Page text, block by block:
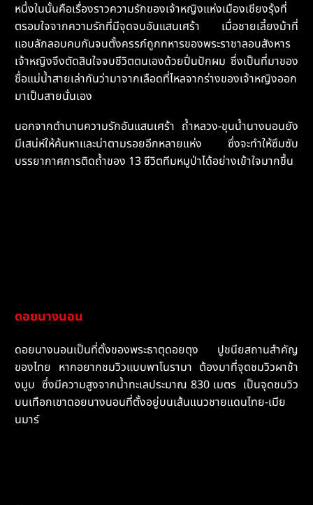
หนึ่งในนั้นคือเรื่องราวความรักของเจ้าหญิงแห่งเมืองเชียงรุ้งที่
ตรอมใจจากความรักที่มีจุดจบอันแสนเศร้า เมื่อชายเลี้ยงม้าที่
แอบลักลอบคบกันจนตั้งครรภ์ถูกทหารของพระราชาลอบสังหาร
เจ้าหญิงจึงตัดสินใจจบชีวิตตนเองด้วยปิ่นปักผม ซึ่งเป็นที่มาของ
ชื่อแม่น้ำสายเล่ากันว่ามาจากเลือดที่ไหลจากร่างของเจ้าหญิงออก
มาเป็นสายนั่นเอง
นอกจากตำนานความรักอันแสนเศร้า ถ้ำหลวง-ขุนน้ำนางนอนยัง
มีเสน่ห์ให้ค้นหาและน่าตามรอยอีกหลายแห่ง ซึ่งจะทำให้ซึมซับ
บรรยากาศการติดถ้ำของ 13 ชีวิตทีมหมูป่าได้อย่างเข้าใจมากขึ้น
ดอยนางนอน
ดอยนางนอนเป็นที่ตั้งของพระธาตุดอยตุง ปูชนียสถานสำคัญ
ของไทย หากอยากชมวิวแบบพาโนรามา ต้องมาที่จุดชมวิวผาช้า
งมูบ ซึ่งมีความสูงจากน้ำทะเลประมาณ 830 เมตร เป็นจุดชมวิว
บนเทือกเขาดอยนางนอนที่ตั้งอยู่บนเส้นแนวชายแดนไทย-เมีย
นมาร์